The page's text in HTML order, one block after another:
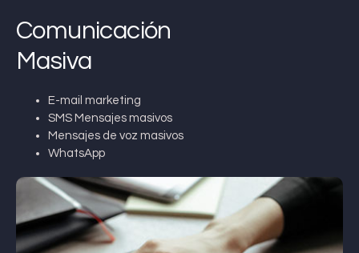
Comunicación
Masiva
E-mail marketing
SMS Mensajes masivos
Mensajes de voz masivos
WhatsApp